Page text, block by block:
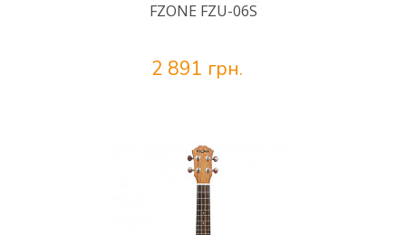
FZONE FZU-06S
2 891 грн.